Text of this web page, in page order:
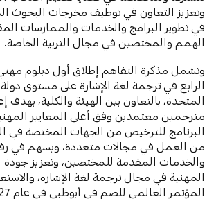
وتعزيز التعاون في توظيف مخرجات البحوث
في تطوير البرامج والخدمات والممارسات
الهمم والمختصين في مجال التربية الخاصة.
وتشمل مذكرة التفاهم إطلاق أول دبلوم
الرابع في ترجمة لغة الإشارة على مستوى دولة
المتحدة، بالتعاون بين الهيئة والكلية، بهدف
مترجمين معتمدين وفق أعلى المعايير
البرنامج للترخيص من الجهات المختصة في
من العمل في مجالات متعددة، ويسهم في رفع
والخدمات المقدمة للمختصين، وتعزيز جودة
المهنية في مجال ترجمة لغة الإشارة،
المؤتمر العالمي للصم في أبوظبي في عام 2027.